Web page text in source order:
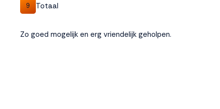
9 Totaal
Zo goed mogelijk en erg vriendelijk geholpen.